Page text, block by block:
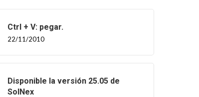
Ctrl + V: pegar.
22/11/2010
Disponible la versión 25.05 de
SolNex